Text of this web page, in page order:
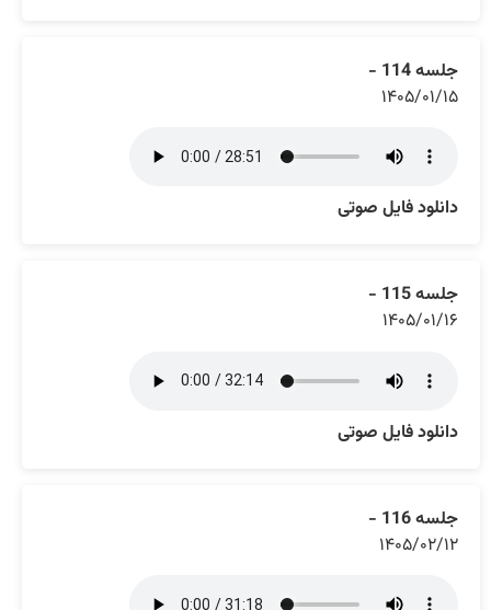
جلسه 114 -
۱۴۰۵/۰۱/۱۵
دانلود فایل صوتی
جلسه 115 -
۱۴۰۵/۰۱/۱۶
دانلود فایل صوتی
جلسه 116 -
۱۴۰۵/۰۲/۱۲